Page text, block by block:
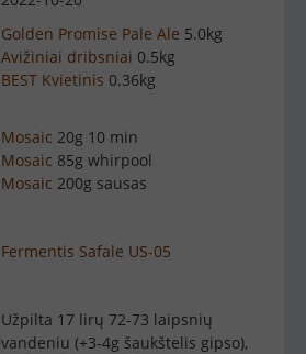
Golden Promise Pale Ale 5.0kg
Avižiniai dribsniai 0.5kg
BEST Kvietinis 0.36kg
Mosaic 20g 10 min
Mosaic 85g whirpool
Mosaic 200g sausas
Fermentis Safale US-05
Užpilta 17 lirų 72-73 laipsnių
vandeniu (+3-4g šaukštelis gipso),